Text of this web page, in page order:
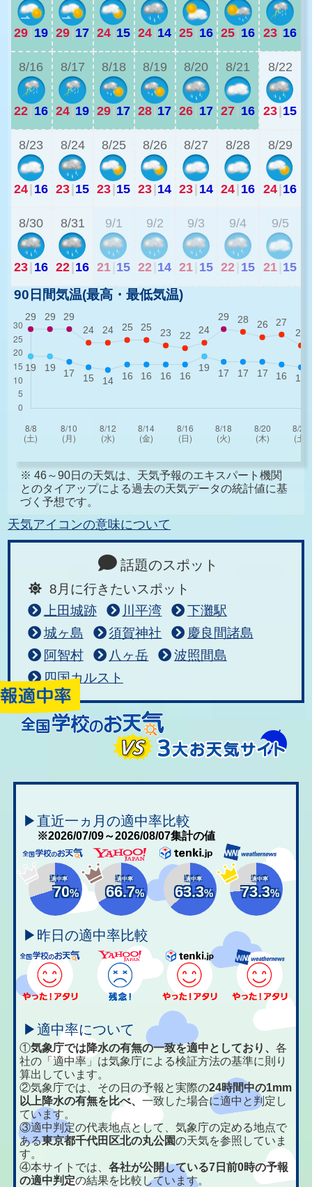
29| 19 29|17 24|15 24|14 25| 16 25| 16 23|16
8/16
22| 16
8/17
24|19
8/18
29|17
8/19
28|17
8/20
26| 17
8/21
27| 16
8/22
23|15
8/23
24| 16
8/24
23|15
8/25
23|15
8/26
23|14
8/27
23| 14
8/28
24| 16
8/29
24|16
8/30
23| 16
8/31
22|16
9/1
21 15
9/2
22 14
9/3
21 15
9/4
22 15
9/5
21 15
90日間気温(最高・最低気温)
※ 46～90日の天気は、天気予報のエキスパート機関
とのタイアップによる過去の天気データの統計値に基
づく予想です。
天気アイコンの意味について
話題のスポット
8月に行きたいスポット
上田城跡
川平湾
下灘駅
城ヶ島
須賀神社
慶良間諸島
阿智村
八ヶ岳
波照間島
四国カルスト
▶直近一ヵ月の適中率比較
※2026/07/09～2026/08/07集計の値
適中率
70%
適中率
66.7%
適中率
63.3%
適中率
73.3%
▶昨日の適中率比較
▶適中率について
①気象庁では降水の有無の一致を適中としており、各
社の「適中率」は気象庁による検証方法の基準に則り
算出しています。
②気象庁では、その日の予報と実際の24時間中の1mm
以上降水の有無を比べ、一致した場合に適中と判定し
ています。
③適中判定の代表地点として、気象庁の定める地点で
ある東京都千代田区北の丸公園の天気を参照していま
す。
④本サイトでは、各社が公開している7日前0時の予報
の適中判定の結果を比較しています。